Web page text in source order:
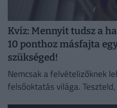
Kvíz: Mennyit tudsz a
10 ponthoz másfajta
szükséged!
Nemcsak a felvételizőknek
felsőoktatás világa.